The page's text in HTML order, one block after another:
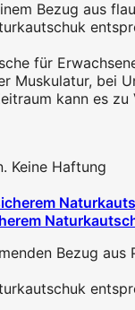
Bezug aus
für
Muskulatur,
kann es
Keine Haftung
Bezug